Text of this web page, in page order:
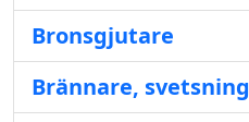
Bronsgjutare
Brännare, svetsning